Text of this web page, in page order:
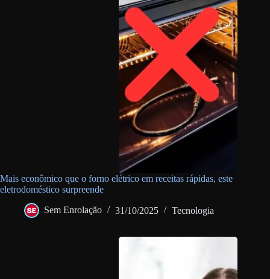
Mais econômico que o forno elétrico em receitas rápidas, este
eletrodoméstico surpreende
Sem Enrolação 31/10/2025 Tecnologia